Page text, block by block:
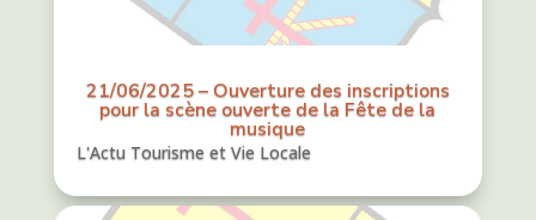
21/06/2025 – Ouverture des inscriptions
pour la scène ouverte de la Fête de la
musique
L'Actu Tourisme et Vie Locale